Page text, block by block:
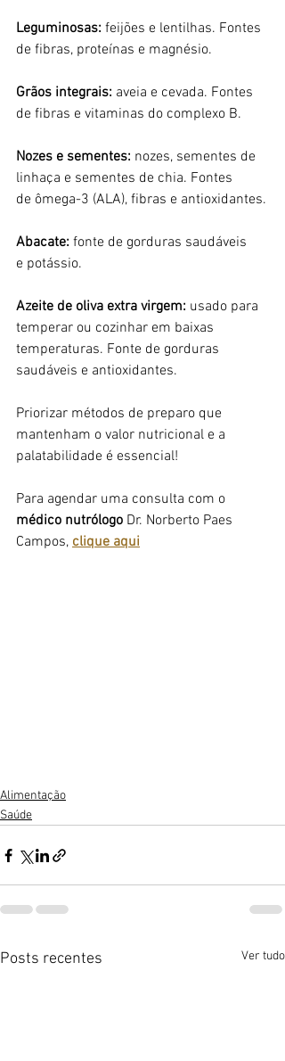
Leguminosas: feijões e lentilhas. Fontes
de fibras, proteínas e magnésio.
Grãos integrais: aveia e cevada. Fontes
de fibras e vitaminas do complexo B.
Nozes e sementes: nozes, sementes de
linhaça e sementes de chia. Fontes
de ômega-3 (ALA), fibras e antioxidantes.
Abacate: fonte de gorduras saudáveis
e potássio.
Azeite de oliva extra virgem: usado para
temperar ou cozinhar em baixas
temperaturas. Fonte de gorduras
saudáveis e antioxidantes.
Priorizar métodos de preparo que
mantenham o valor nutricional e a
palatabilidade é essencial!
Para agendar uma consulta com o
médico nutrólogo Dr. Norberto Paes
Campos, clique aqui
Alimentação
Saúde
Posts recentes Ver tudo